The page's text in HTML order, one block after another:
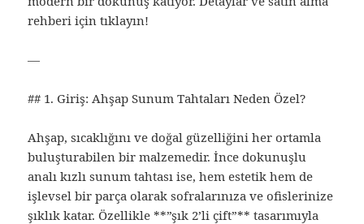
rehberi için tıklayın!
—
## 1. Giriş: Ahşap Sunum Tahtaları Neden Özel?
Ahşap, sıcaklığını ve doğal güzelliğini her ortamla
buluşturabilen bir malzemedir. İnce dokunuşlu
analı kızlı sunum tahtası ise, hem estetik hem de
işlevsel bir parça olarak sofralarınıza ve ofislerinize
şıklık katar. Özellikle **”şık 2’li çift”** tasarımıyla